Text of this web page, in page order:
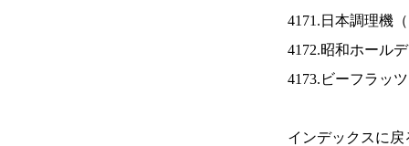
4171.日本調理機（
4172.昭和ホール
4173.ビーフラッ
インデックスに戻